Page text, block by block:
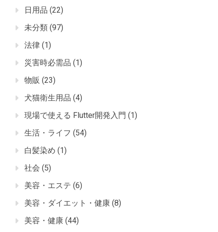
日用品 (22)
未分類 (97)
法律 (1)
災害時必需品 (1)
物販 (23)
犬猫衛生用品 (4)
現場で使える Flutter開発入門 (1)
生活・ライフ (54)
白髪染め (1)
社会 (5)
美容・エステ (6)
美容・ダイエット・健康 (8)
美容・健康 (44)